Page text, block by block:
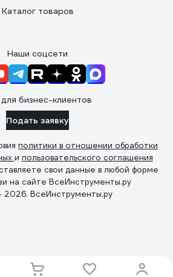
Каталог товаров
Наши соцсети
бизнес-клиентов
Подать заявку
политики в отношении обработки
и пользовательского соглашения
свои данные в любой форме
на сайте ВсеИнструменты.ру
ВсеИнструменты.ру